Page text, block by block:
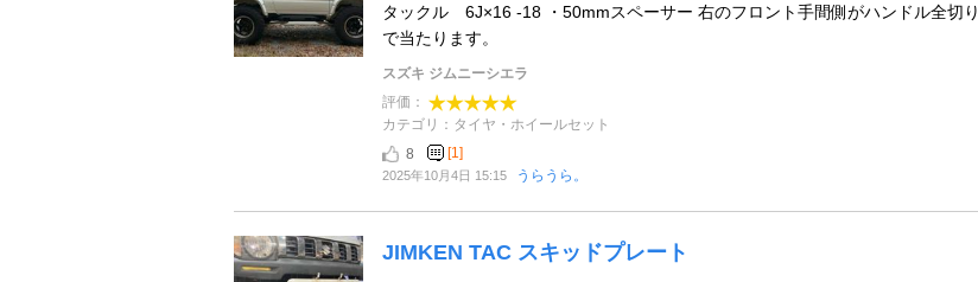
タックル 6J×16 -18 ・50mmスペーサー 右のフロント手間側がハンドル全切り
で当たります。
スズキ ジムニーシエラ
評価：
カテゴリ：タイヤ・ホイールセット
8
[1]
2025年10月4日 15:15 うらうら。
JIMKEN TAC スキッドプレート